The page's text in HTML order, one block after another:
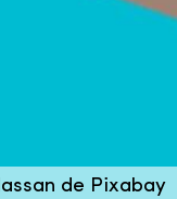
de Pixabay